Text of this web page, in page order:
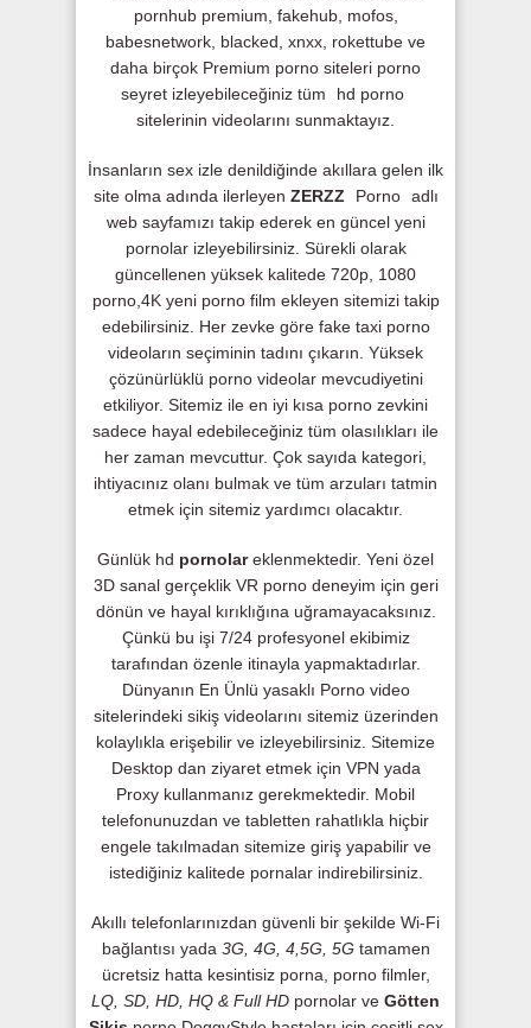
pornhub premium, fakehub, mofos,
babesnetwork, blacked, xnxx, rokettube ve
daha birçok Premium porno siteleri porno
seyret izleyebileceğiniz tüm
hd porno
sitelerinin videolarını sunmaktayız.
İnsanların sex izle denildiğinde akıllara gelen ilk
site olma adında ilerleyen ZERZZ Porno adlı
web sayfamızı takip ederek en güncel yeni
pornolar izleyebilirsiniz. Sürekli olarak
güncellenen yüksek kalitede 720p, 1080
porno,4K yeni porno film ekleyen sitemizi takip
edebilirsiniz. Her zevke göre fake taxi porno
videoların seçiminin tadını çıkarın. Yüksek
çözünürlüklü porno videolar mevcudiyetini
etkiliyor. Sitemiz ile en iyi kısa porno zevkini
sadece hayal edebileceğiniz tüm olasılıkları ile
her zaman mevcuttur. Çok sayıda kategori,
ihtiyacınız olanı bulmak ve tüm arzuları tatmin
etmek için sitemiz yardımcı olacaktır.
Günlük hd pornolareklenmektedir. Yeni özel
3D sanal gerçeklik VR porno deneyim için geri
dönün ve hayal kırıklığına uğramayacaksınız.
Çünkü bu işi 7/24 profesyonel ekibimiz
tarafından özenle itinayla yapmaktadırlar.
Dünyanın En Ünlü yasaklı Porno video
sitelerindeki sikiş videolarını sitemiz üzerinden
kolaylıkla erişebilir ve izleyebilirsiniz. Sitemize
Desktop dan ziyaret etmek için VPN yada
Proxy kullanmanız gerekmektedir. Mobil
telefonunuzdan ve tabletten rahatlıkla hiçbir
engele takılmadan sitemize giriş yapabilir ve
istediğiniz kalitede pornalar indirebilirsiniz.
Akıllı telefonlarınızdan güvenli bir şekilde Wi-Fi
bağlantısı yada 3G, 4G, 4,5G, 5G tamamen
ücretsiz hatta kesintisiz porna, porno filmler,
LQ, SD, HD, HQ & Full HD pornolar ve Götten